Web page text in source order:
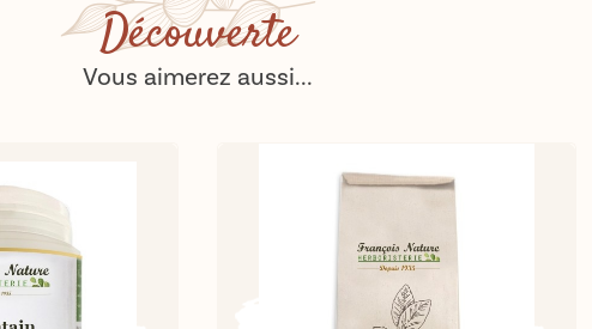
Découverte
Vous aimerez aussi...